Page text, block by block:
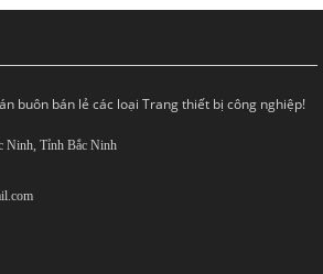
buôn bán lẻ các loại Trang thiết bị công nghiệp!
Ninh, Tỉnh Bắc Ninh